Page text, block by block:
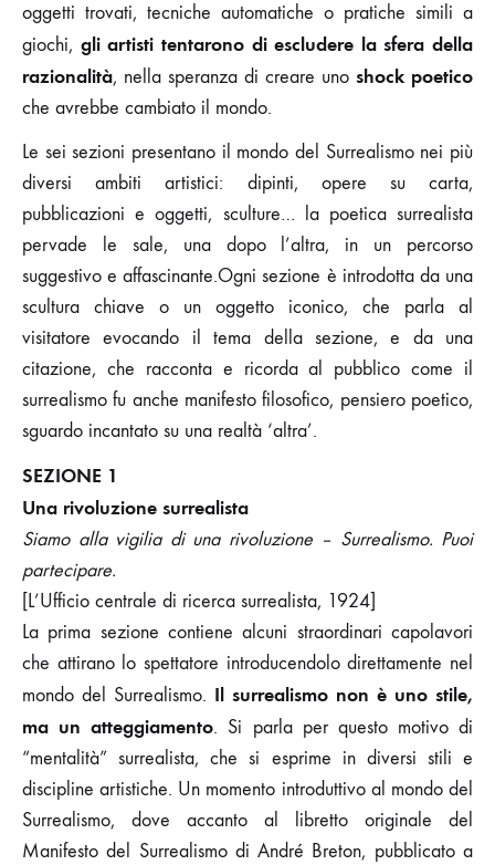
oggetti trovati, tecniche automatiche o pratiche simili a
giochi, gli artisti tentarono di escludere la sfera della
razionalità, nella speranza di creare uno shock poetico
che avrebbe cambiato il mondo.
Le sei sezioni presentano il mondo del Surrealismo nei più
diversi ambiti artistici: dipinti, opere su carta,
pubblicazioni e oggetti, sculture… la poetica surrealista
pervade le sale, una dopo l’altra, in un percorso
suggestivo e affascinante.Ogni sezione è introdotta da una
scultura chiave o un oggetto iconico, che parla al
visitatore evocando il tema della sezione, e da una
citazione, che racconta e ricorda al pubblico come il
surrealismo fu anche manifesto filosofico, pensiero poetico,
sguardo incantato su una realtà ‘altra’.
SEZIONE 1
Una rivoluzione surrealista
Siamo alla vigilia di una rivoluzione – Surrealismo. Puoi
partecipare.
[L’Ufficio centrale di ricerca surrealista, 1924]
La prima sezione contiene alcuni straordinari capolavori
che attirano lo spettatore introducendolo direttamente nel
mondo del Surrealismo. Il surrealismo non è uno stile,
ma un atteggiamento. Si parla per questo motivo di
“mentalità” surrealista, che si esprime in diversi stili e
discipline artistiche. Un momento introduttivo al mondo del
Surrealismo, dove accanto al libretto originale del
Manifesto del Surrealismo di André Breton, pubblicato a